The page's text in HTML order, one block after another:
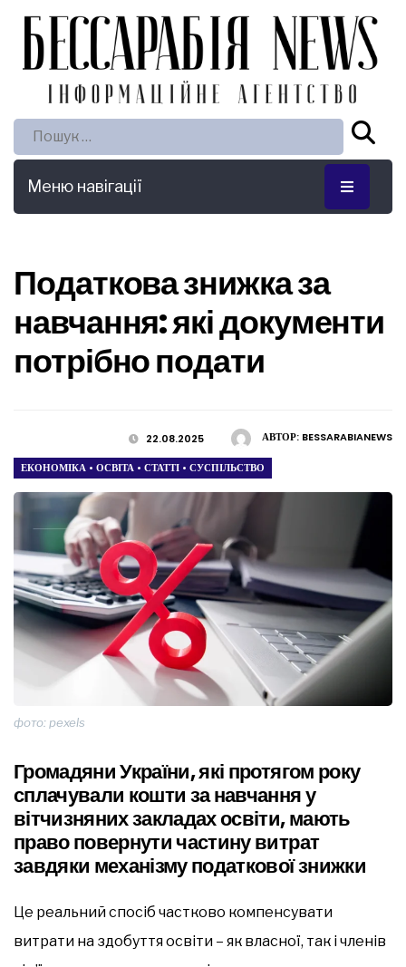
Пошук:
Меню навігації
Податкова знижка за
навчання: які документи
потрібно подати
АВТОР: BESSARABIANEWS
22.08.2025
ЕКОНОМІКА • ОСВІТА • СТАТТІ • СУСПІЛЬСТВО
фото: pexels
Громадяни України, які протягом року
сплачували кошти за навчання у
вітчизняних закладах освіти, мають
право повернути частину витрат
завдяки механізму податкової знижки
Це реальний спосіб частково компенсувати
витрати на здобуття освіти – як власної, так і членів